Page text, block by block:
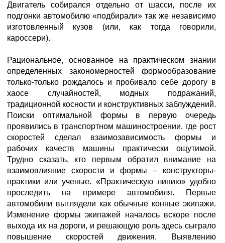
Двигатель собирался отдельно от шасси, после их
подгонки автомобилю «подбирали» так же независимо
изготовленный кузов (или, как тогда говорили,
кароссери).
Рациональное, основанное на практическом знании
определенных закономерностей формообразование
только-только рождалось и пробивало себе дорогу в
хаосе случайностей, модных подражаний,
традиционной косности и конструктивных заблуждений.
Поиски оптимальной формы в первую очередь
проявились в транспортном машиностроении, где рост
скоростей сделал взаимозависимость формы и
рабочих качеств машины практически ощутимой.
Трудно сказать, кто первым обратил внимание на
взаимовлияние скорости и формы – конструкторы-
практики или ученые. «Практическую линию» удобно
проследить на примере автомобиля. Первые
автомобили выглядели как обычные конные экипажи.
Изменение формы экипажей началось вскоре после
выхода их на дороги, и решающую роль здесь сыграло
повышение скоростей движения. Выявлению